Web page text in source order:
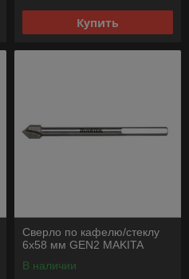
Купить
Сверло по кафелю/стеклу
6х58 мм GEN2 MAKITA
В наличии